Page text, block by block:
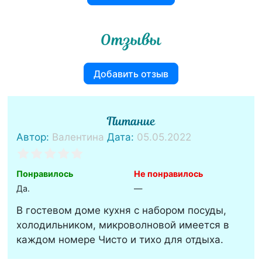
Отзывы
Добавить отзыв
Питание
Автор: Валентина Дата: 05.05.2022
Понравилось
Да.
Не понравилось
—
В гостевом доме кухня с набором посуды,
холодильником, микроволновой имеется в
каждом номере Чисто и тихо для отдыха.